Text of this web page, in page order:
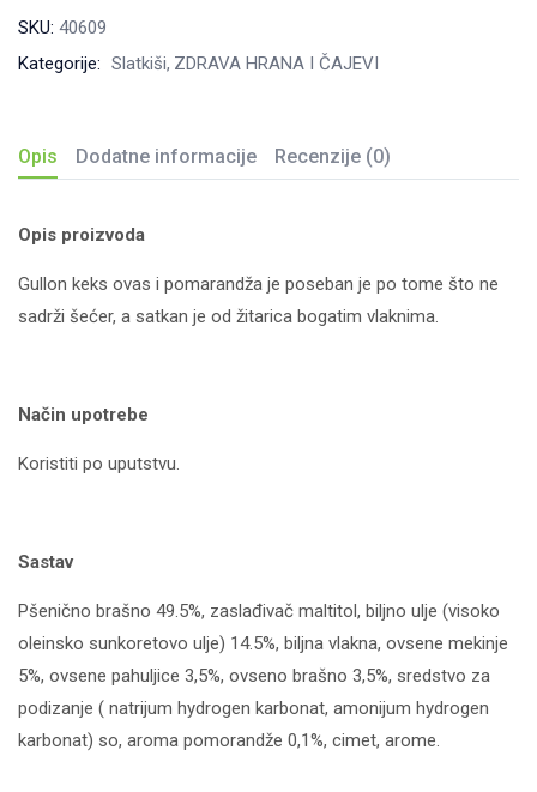
g
SKU: 40609
Kategorije: Slatkiši ZDRAVA HRANA I ČAJEVI
Opis Dodatne informacije Recenzije (0)
Opis proizvoda
Gullon keks ovas i pomarandža je poseban je po tome što ne
sadrži šećer, a satkan je od žitarica bogatim vlaknima.
Način upotrebe
Koristiti po uputstvu.
Sastav
Pšenično brašno 49.5%, zaslađivač maltitol, biljno ulje (visoko
oleinsko sunkoretovo ulje) 14.5%, biljna vlakna, ovsene mekinje
5%, ovsene pahuljice 3,5%, ovseno brašno 3,5%, sredstvo za
podizanje ( natrijum hydrogen karbonat, amonijum hydrogen
karbonat) so, aroma pomorandže 0,1%, cimet, arome.